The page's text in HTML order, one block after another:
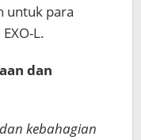
untuk para
L.
dan
kebahagian